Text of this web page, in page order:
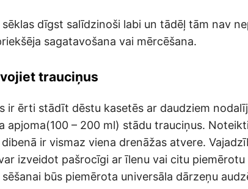
dīgst salīdzinoši labi un tādēļ tām nav
sagatavošana vai mērcēšana.
trauciņus
ir ērti stādīt dēstu kasetēs ar daudziem
apjoma(100 – 200 ml) stādu trauciņus.
ir vismaz viena drenāžas atvere.
izveidot pašrocīgi ar īlenu vai citu
būs piemērota universāla dārzeņu